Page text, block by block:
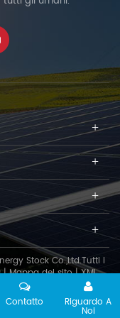
costi di costruzione.
Stock Co.,Ltd.Tutti i
|Mappa del sito|XML
Riguardo A
Noi
Contatto